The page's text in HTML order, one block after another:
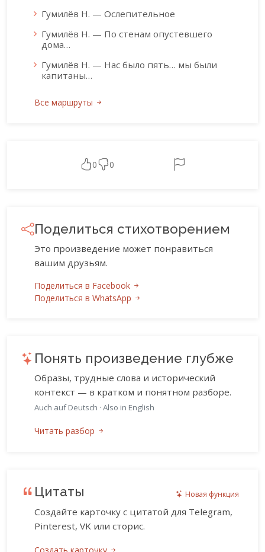
Гумилёв Н. — Ослепительное
Гумилёв Н. — По стенам опустевшего
дома…
Гумилёв Н. — Нас было пять… мы были
капитаны…
Все маршруты
0 0
Поделиться стихотворением
Это произведение может понравиться
вашим друзьям.
Поделиться в Facebook
Поделиться в WhatsApp
Понять произведение глубже
Образы, трудные слова и исторический
контекст — в кратком и понятном разборе.
Auch auf Deutsch · Also in English
Читать разбор
Цитаты Новая функция
Создайте карточку с цитатой для Telegram,
Pinterest, VK или сторис.